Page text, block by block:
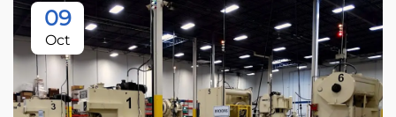
09
Oct